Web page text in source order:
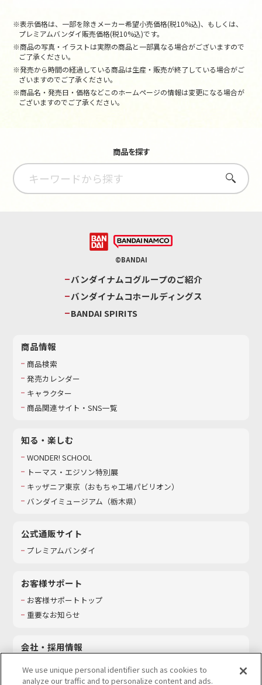
※表示価格は、一部を除きメーカー希望小売価格(税10%込)、もしくは、
プレミアムバンダイ販売価格(税10%込)です。
※商品の写真・イラストは実際の商品と一部異なる場合がございますので
ご了承ください。
※発売から時間の経過している商品は生産・販売が終了している場合がご
ざいますのでご了承ください。
※商品名・発売日・価格などこのホームページの情報は変更になる場合が
ございますのでご了承ください。
商品を探す
さがす
©BANDAI
バンダイナムコグループのご紹介
バンダイナムコホールディングス
BANDAI SPIRITS
商品情報
商品検索
発売カレンダー
キャラクター
商品関連サイト・SNS一覧
知る・楽しむ
WONDER! SCHOOL
トーマス・エジソン特別展
キッザニア東京（おもちゃ工場パビリオン）​
バンダイミュージアム（栃木県）
公式通販サイト
プレミアムバンダイ
お客様サポート
お客様サポートトップ
重要なお知らせ
会社・採用情報
採用情報
We use unique personal identifier such as cookies to
analyze our traffic and to personalize content and ads.